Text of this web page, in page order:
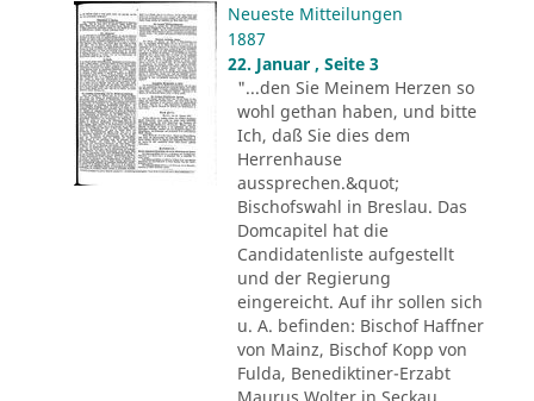
Neueste Mitteilungen
1887
22. Januar , Seite 3
"...den Sie Meinem Herzen so
wohl gethan haben, und bitte
Ich, daß Sie dies dem
Herrenhause
aussprechen.&quot;
Bischofswahl in Breslau. Das
Domcapitel hat die
Candidatenliste aufgestellt
und der Regierung
eingereicht. Auf ihr sollen sich
u. A. befinden: Bischof Haffner
von Mainz, Bischof Kopp von
Fulda, Benediktiner-Erzabt